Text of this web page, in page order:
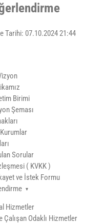
Tarihi: 07.10.2024 21:44
Birimi
Şeması
Sorular
( KVKK )
ve İstek Formu
Hizmetler
Çalışan Odaklı Hizmetler